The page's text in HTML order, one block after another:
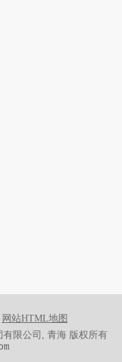
网站HTML地图
有限公司, 青海 版权所有